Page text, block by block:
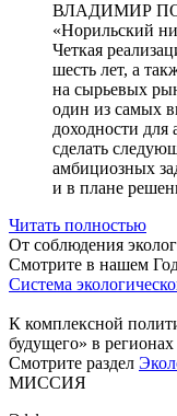
ВЛАДИМИР
«Норильский
Четкая
шесть лет, а
на сырьевых
один из самых
доходности
сделать
амбициозных
и в плане
Читать полностью
От соблюдения
Смотрите в нашем
Система
К комплексной
будущего» в
Смотрите раздел
МИССИЯ